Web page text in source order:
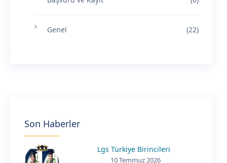
Genel (22)
Son Haberler
Lgs Türkiye Birincileri
10 Temmuz 2026